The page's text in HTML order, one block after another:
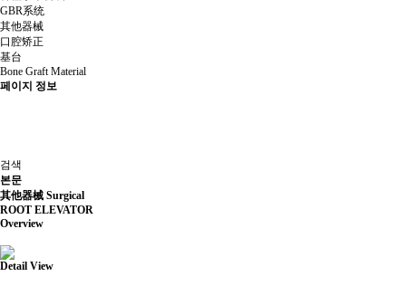
GBR系统
其他器械
口腔矫正
基台
Bone Graft Material
페이지 정보
검색
본문
其他器械 Surgical
ROOT ELEVATOR
Overview
Detail View